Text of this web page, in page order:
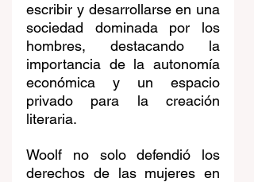
escribir y desarrollarse en una
sociedad dominada por los
hombres, destacando la
importancia de la autonomía
económica y un espacio
privado para la creación
literaria.
Woolf no solo defendió los
derechos de las mujeres en